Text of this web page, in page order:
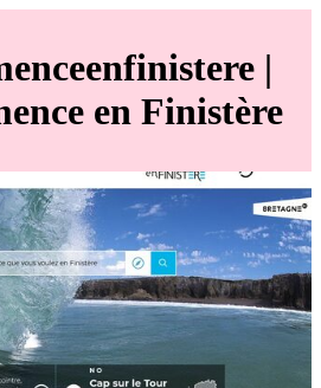
|
en Finistère